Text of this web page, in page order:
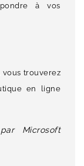
à vos
vous trouverez
en ligne
Microsoft